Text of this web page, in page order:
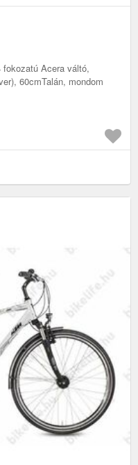
Acera váltó,
60cmTalán, mondom